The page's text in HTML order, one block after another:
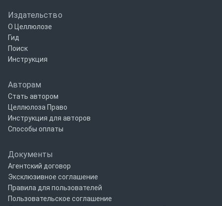
Издательство
О Целлюлозе
Гид
Поиск
Инструкция
Авторам
Стать автором
Целлюлоза Право
Инструкция для авторов
Способы оплаты
Документы
Агентский договор
Эксклюзивное соглашение
Правила для пользователей
Пользовательское соглашение